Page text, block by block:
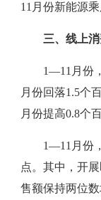
11月份新能源
三、线上
1—11月份
月份回落1.5个
月份提高0.8个
1—11月份
点。其中，开
售额保持两位